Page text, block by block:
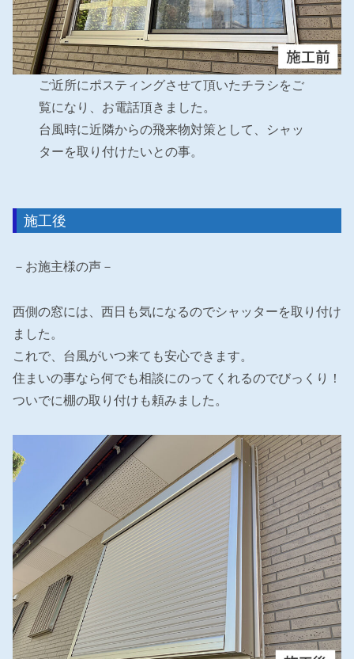
ご近所にポスティングさせて頂いたチラシをご
覧になり、お電話頂きました。
台風時に近隣からの飛来物対策として、シャッ
ターを取り付けたいとの事。
施工後
－お施主様の声－
西側の窓には、西日も気になるのでシャッターを取り付け
ました。
これで、台風がいつ来ても安心できます。
住まいの事なら何でも相談にのってくれるのでびっくり！
ついでに棚の取り付けも頼みました。